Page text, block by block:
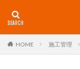
HOME 施工管理